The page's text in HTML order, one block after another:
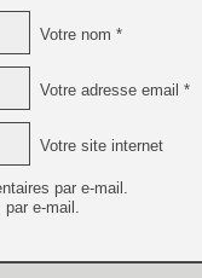
Votre nom *
Votre adresse email *
Votre site internet
par e-mail.
par e-mail.